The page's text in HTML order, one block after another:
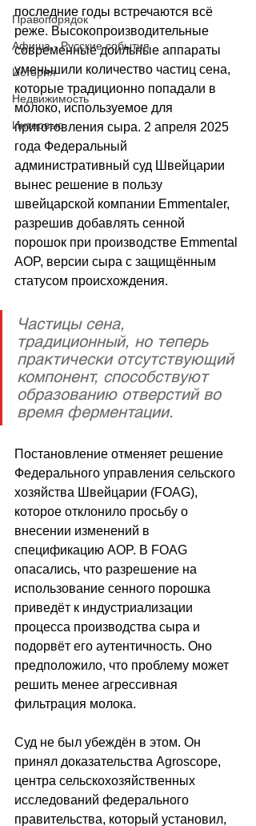
Правопорядок
Афиша - Русские события
История
Недвижимость
Интервью
последние годы встречаются всё
реже. Высокопроизводительные
современные доильные аппараты
уменьшили количество частиц сена,
которые традиционно попадали в
молоко, используемое для
приготовления сыра. 2 апреля 2025
года Федеральный
административный суд Швейцарии
вынес решение в пользу
швейцарской компании Emmentaler,
разрешив добавлять сенной
порошок при производстве Emmental
AOP, версии сыра с защищённым
статусом происхождения.
Частицы сена,
традиционный, но теперь
практически отсутствующий
компонент, способствуют
образованию отверстий во
время ферментации.
Постановление отменяет решение
Федерального управления сельского
хозяйства Швейцарии (FOAG),
которое отклонило просьбу о
внесении изменений в
спецификацию AOP. В FOAG
опасались, что разрешение на
использование сенного порошка
приведёт к индустриализации
процесса производства сыра и
подорвёт его аутентичность. Оно
предположило, что проблему может
решить менее агрессивная
фильтрация молока.
Суд не был убеждён в этом. Он
принял доказательства Agroscope,
центра сельскохозяйственных
исследований федерального
правительства, который установил,